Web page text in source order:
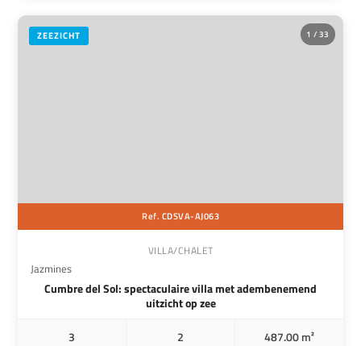
1 / 33
ZEEZICHT
Ref. CDSVA-AJ063
VILLA/CHALET
Jazmines
Cumbre del Sol: spectaculaire villa met adembenemend
uitzicht op zee
3
2 487.00 m²